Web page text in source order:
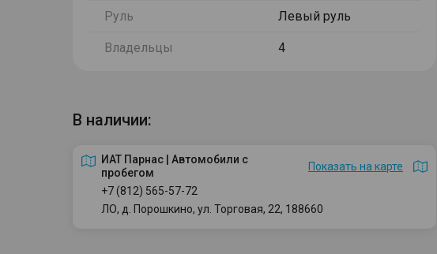
Руль Левый руль
Владельцы 4
В наличии:
ИАТ Парнас | Автомобили с
пробегом
Показать на карте
+7 (812) 565-57-72
ЛО, д. Порошкино, ул. Торговая, 22, 188660